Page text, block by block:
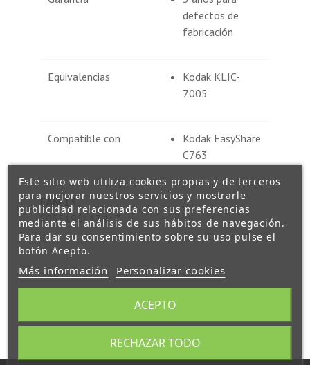
defectos de
fabricación
Equivalencias
Kodak KLIC-
7005
Compatible con
Kodak EasyShare
C763
EAN-13
5055190113417
Este sitio web utiliza cookies propias y de terceros
para mejorar nuestros servicios y mostrarle
publicidad relacionada con sus preferencias
mediante el análisis de sus hábitos de navegación.
Para dar su consentimiento sobre su uso pulse el
botón Acepto.
Más información Personalizar cookies
RECHAZAR TODO
ACEPTO